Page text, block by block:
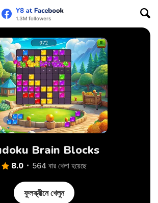
Brain Blocks
8.0 564 বার খেলা হয়েছে
ফুলস্ক্রীনে খেলুন